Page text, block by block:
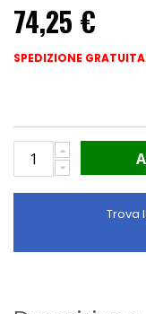
74,25 €
SPEDIZIONE
Trova